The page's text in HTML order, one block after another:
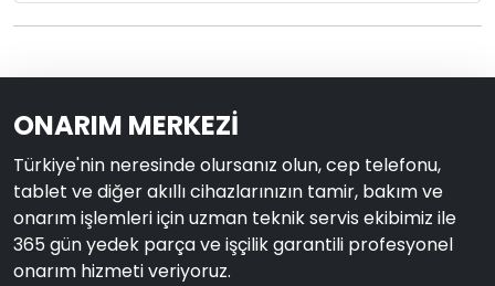
ONARIM MERKEZİ
Türkiye'nin neresinde olursanız olun, cep telefonu,
tablet ve diğer akıllı cihazlarınızın tamir, bakım ve
onarım işlemleri için uzman teknik servis ekibimiz ile
365 gün yedek parça ve işçilik garantili profesyonel
onarım hizmeti veriyoruz.